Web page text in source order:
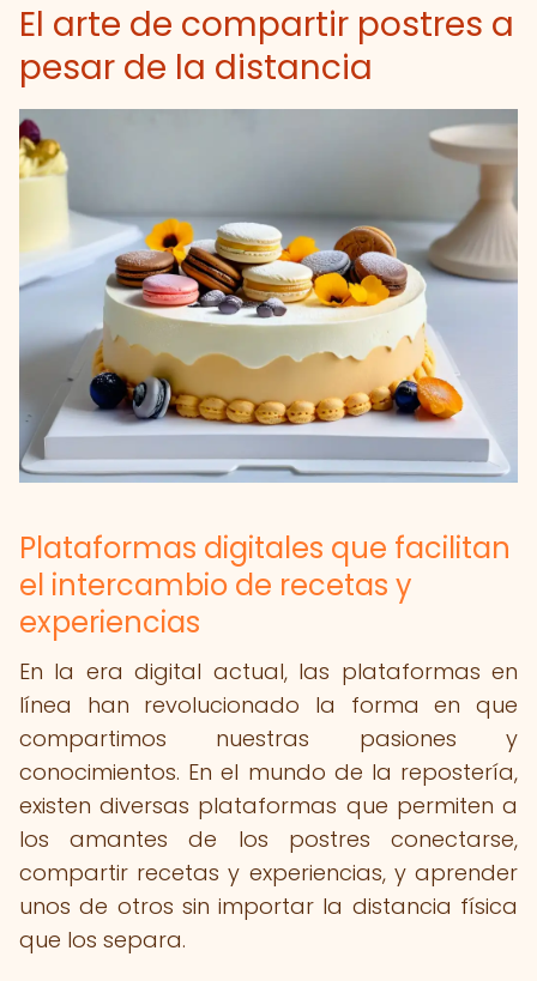
El arte de compartir postres a
pesar de la distancia
Plataformas digitales que facilitan
el intercambio de recetas y
experiencias
En la era digital actual, las plataformas en
línea han revolucionado la forma en que
compartimos nuestras pasiones y
conocimientos. En el mundo de la repostería,
existen diversas plataformas que permiten a
los amantes de los postres conectarse,
compartir recetas y experiencias, y aprender
unos de otros sin importar la distancia física
que los separa.